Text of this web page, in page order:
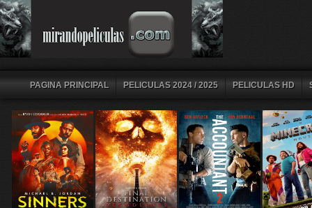
PAGINA PRINCIPAL PELICULAS 2024 / 2025 PELICULAS HD